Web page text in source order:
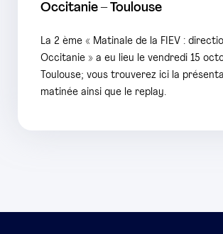
Occitanie – Toulouse
La 2 ème « Matinale de la FIEV :
Occitanie » a eu lieu le vendredi 15
Toulouse; vous trouverez ici la
matinée ainsi que le replay.